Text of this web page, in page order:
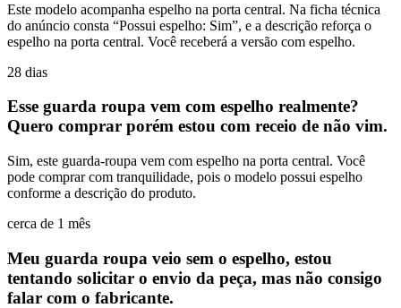
Este modelo acompanha espelho na porta central. Na ficha técnica
do anúncio consta “Possui espelho: Sim”, e a descrição reforça o
espelho na porta central. Você receberá a versão com espelho.
28 dias
Esse guarda roupa vem com espelho realmente?
Quero comprar porém estou com receio de não vim.
Sim, este guarda-roupa vem com espelho na porta central. Você
pode comprar com tranquilidade, pois o modelo possui espelho
conforme a descrição do produto.
cerca de 1 mês
Meu guarda roupa veio sem o espelho, estou
tentando solicitar o envio da peça, mas não consigo
falar com o fabricante.